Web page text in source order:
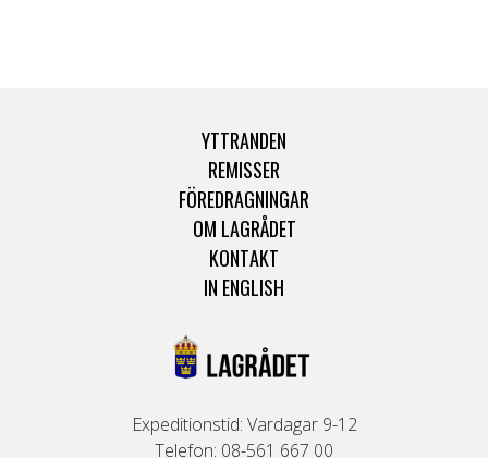
YTTRANDEN
REMISSER
FÖREDRAGNINGAR
OM LAGRÅDET
KONTAKT
IN ENGLISH
Expeditionstid: Vardagar 9-12
Telefon: 08-561 667 00